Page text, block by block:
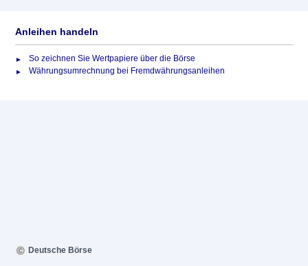
Anleihen handeln
So zeichnen Sie Wertpapiere über die Börse
Währungsumrechnung bei Fremdwährungsanleihen
Deutsche Börse